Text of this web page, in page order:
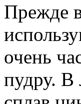
Прежде
очень
пудру. В